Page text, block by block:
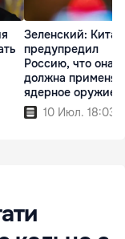
Зеленский: Китай
предупредил
Россию, что она
должна
ядерное оружие
10 Июл. 18:03